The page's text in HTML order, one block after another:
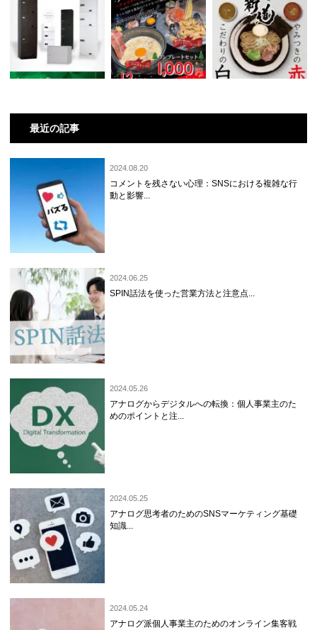
最近の記事
2024.08.20
コメントを残さない心理：SNSにおける複雑な行
動と影響...
2024.06.25
SPIN話法を使った営業方法と注意点...
2024.05.26
アナログからデジタルへの転換：個人事業主のた
めのポイントと注...
2024.05.25
アナログ思考者のためのSNSマーケティング基礎
知識...
2024.05.24
アナログ派個人事業主のためのオンライン集客戦